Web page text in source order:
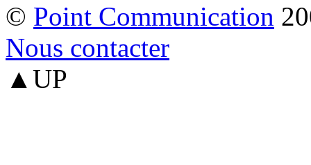
© Point Communication
Nous contacter
▲UP